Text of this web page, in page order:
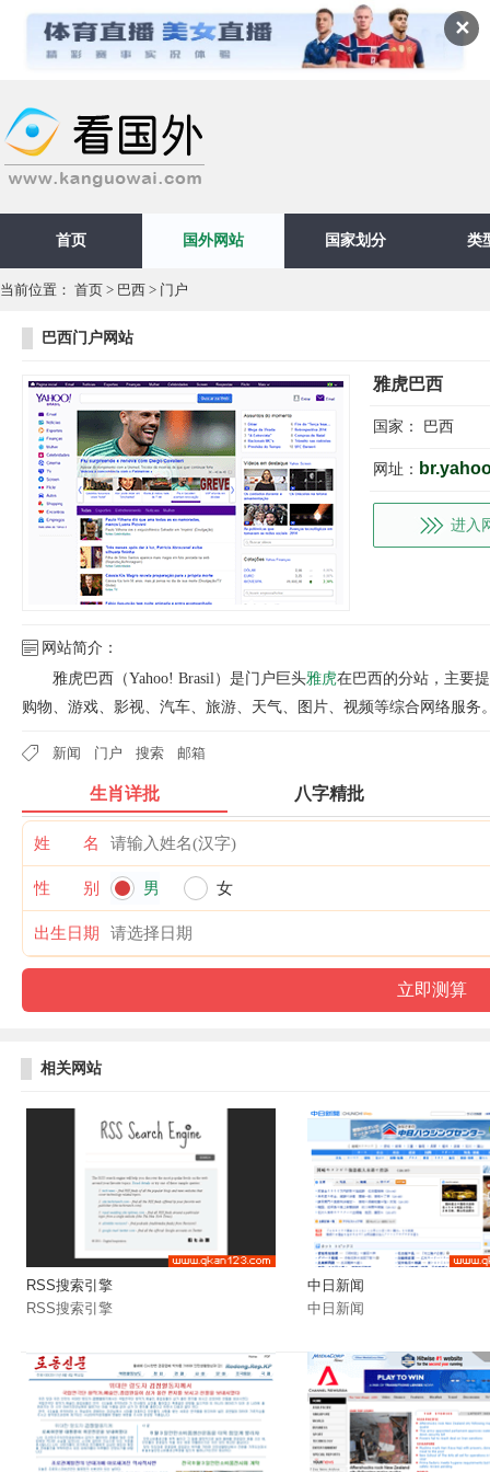
✕
首页 国外网站 国家划分 类
当前位置： 首页 > 巴西 > 门户
巴西门户网站
雅虎巴西
国家： 巴西
网址：
进入
网站简介：
雅虎巴西（Yahoo! Brasil）是门户巨头雅虎在巴西的分站，主要
购物、游戏、影视、汽车、旅游、天气、图片、视频等综合网络服务
新闻 门户 搜索 邮箱
生肖详批 八字精批
姓 名
性 别 男 女
出生日期
相关网站
RSS搜索引擎
RSS搜索引擎
中日新闻
中日新闻